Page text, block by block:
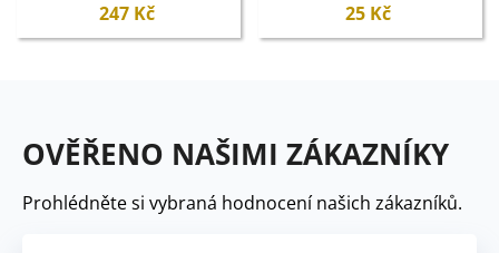
247 Kč 25 Kč
OVĚŘENO NAŠIMI ZÁKAZNÍKY
Prohlédněte si vybraná hodnocení našich zákazníků.